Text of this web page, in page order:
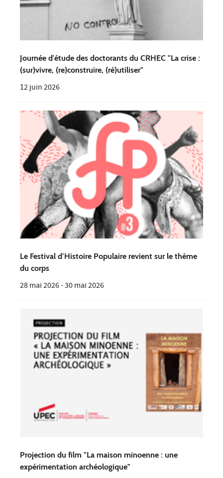
Journée d'étude des doctorants du CRHEC "La crise :
(sur)vivre, (re)construire, (ré)utiliser"
12 juin 2026
Le Festival d’Histoire Populaire revient sur le thème
du corps
28 mai 2026-30 mai 2026
Projection du film "La maison minoenne : une
expérimentation archéologique"